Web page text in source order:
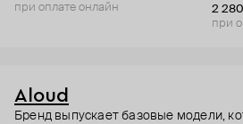
при оплате онлайн
2
при
Aloud
Бренд выпускает базовые модели,